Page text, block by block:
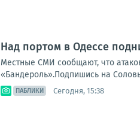
Над портом в Одессе
Местные СМИ сообщают, что
«Бандероль».Подпишись на
ПАБЛИКИ Сегодня, 15:38